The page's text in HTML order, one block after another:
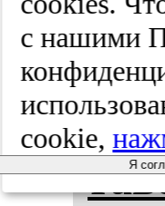
с нашими
cookie,
Я